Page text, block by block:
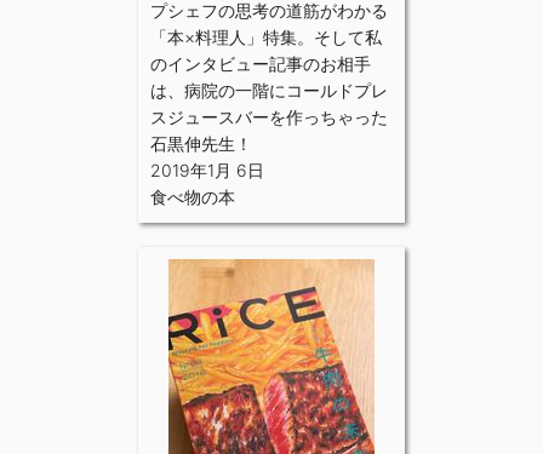
プシェフの思考の道筋がわかる
「本×料理人」特集。そして私
のインタビュー記事のお相手
は、病院の一階にコールドプレ
スジュースバーを作っちゃった
石黒伸先生！
2019年1月 6日
食べ物の本